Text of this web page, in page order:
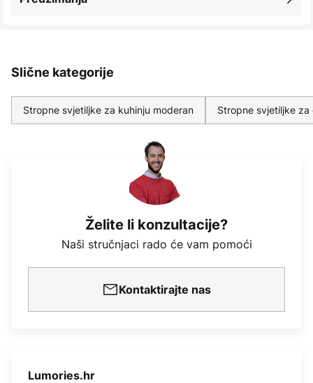
Slične kategorije
Stropne svjetiljke za kuhinju moderan Stropne svjetiljke
Želite li konzultacije?
Naši stručnjaci rado će vam pomoći
Kontaktirajte nas
Lumories.hr